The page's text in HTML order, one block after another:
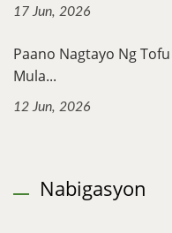
17 Jun, 2026
Paano Nagtayo Ng
Mula...
12 Jun, 2026
Nabigasyon